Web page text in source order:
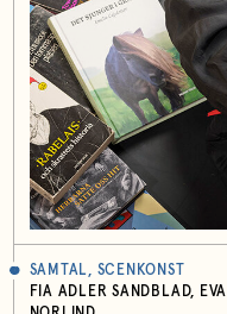
SAMTAL, SCENKONST
FIA ADLER SANDBLAD,